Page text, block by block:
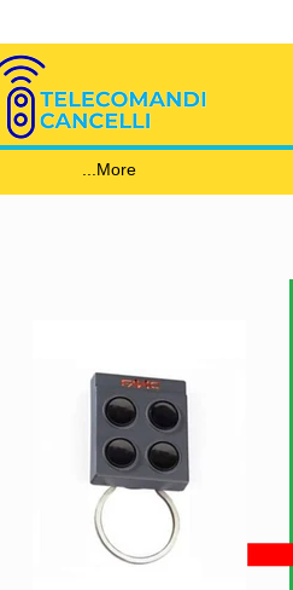
More...